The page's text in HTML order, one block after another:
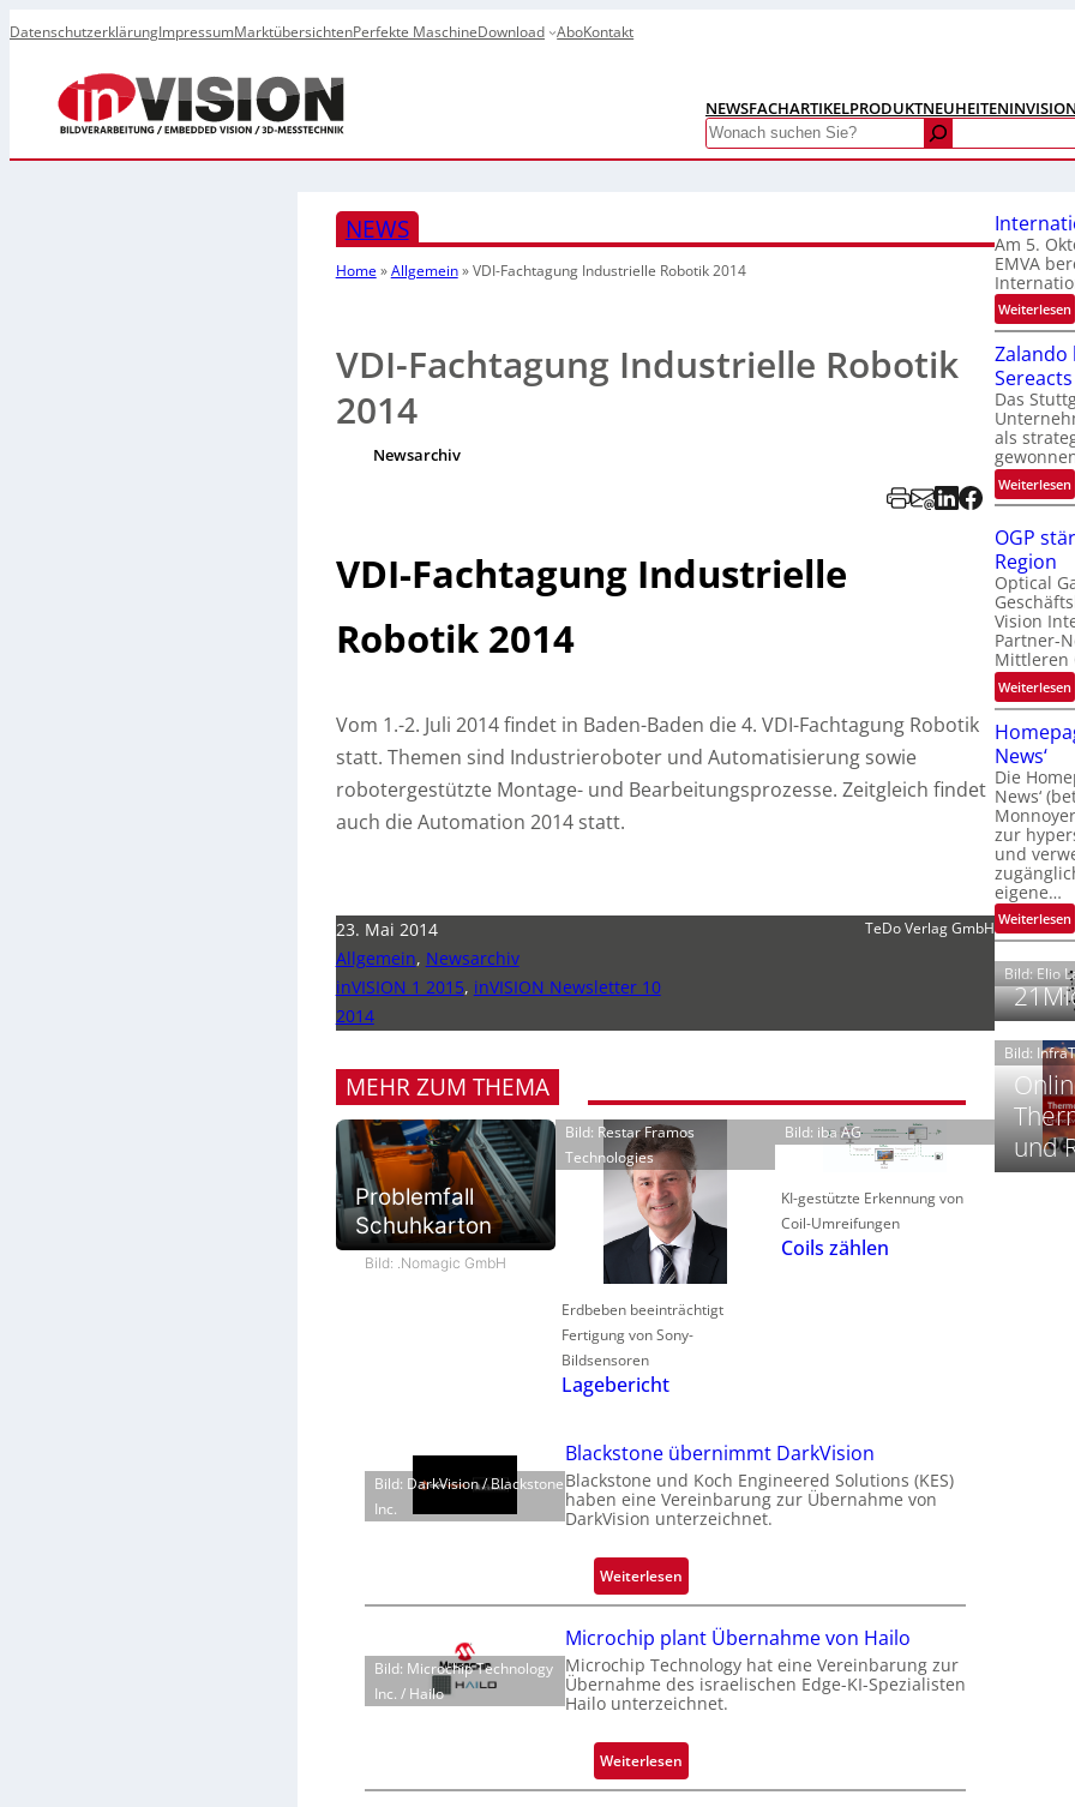
DatenschutzerklärungImpressumMarktübersichtenPerfekte MaschineDownload AboKontakt
NEWSFACHARTIKELPRODUKTNEUHEITEN
Search
NEWS
Home»Allgemein»VDI-Fachtagung Industrielle Robotik 2014
VDI-Fachtagung Industrielle Robotik
2014
Newsarchiv
VDI-Fachtagung Industrielle
Robotik 2014
Vom 1.-2. Juli 2014 findet in Baden-Baden die 4. VDI-Fachtagung Robotik
statt. Themen sind Industrieroboter und Automatisierung sowie
robotergestützte Montage- und Bearbeitungsprozesse. Zeitgleich findet
auch die Automation 2014 statt.
23. Mai 2014
Allgemein, Newsarchiv
inVISION 1 2015, inVISION Newsletter 10
2014
TeDo Verlag GmbH
MEHR ZUM THEMA
Problemfall
Schuhkarton
Bild: .Nomagic GmbH
Bild: Restar Framos
Technologies
Erdbeben beeinträchtigt
Fertigung von Sony-
Bildsensoren
Lagebericht
Bild: iba AG
KI-gestützte Erkennung von
Coil-Umreifungen
Coils zählen
Bild: DarkVision / Blackstone
Inc.
Blackstone übernimmt DarkVision
Blackstone und Koch Engineered Solutions (KES)
haben eine Vereinbarung zur Übernahme von
DarkVision unterzeichnet.
Weiterlesen:
B
a
c
k
o
Bild: Microchip Technology
Inc. / Hailo
Microchip plant Übernahme von Hailo
Microchip Technology hat eine Vereinbarung zur
Übernahme des israelischen Edge-KI-Spezialisten
Hailo unterzeichnet.
Weiterlesen:
M
Am 5.
EMVA
Weiterlesen:
I
t
r
t
o
l
i
s
i
i
t
2
0
2
Zalando
Das
als
Weiterlesen:
l
e
t
l
i
t
s
c
r
c
t
OGP
Region
Optical
Vision
Partner-
Mittleren
Weiterlesen:
s
t
r
P
r
s
z
News‘
Die
News‘
zur
und
eigene…
Weiterlesen:
‚
Bild: Elio
Bild:
und